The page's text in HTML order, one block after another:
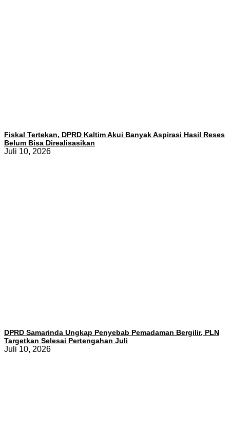
Fiskal Tertekan, DPRD Kaltim Akui Banyak Aspirasi Hasil Reses
Belum Bisa Direalisasikan
Juli 10, 2026
DPRD Samarinda Ungkap Penyebab Pemadaman Bergilir, PLN
Targetkan Selesai Pertengahan Juli
Juli 10, 2026